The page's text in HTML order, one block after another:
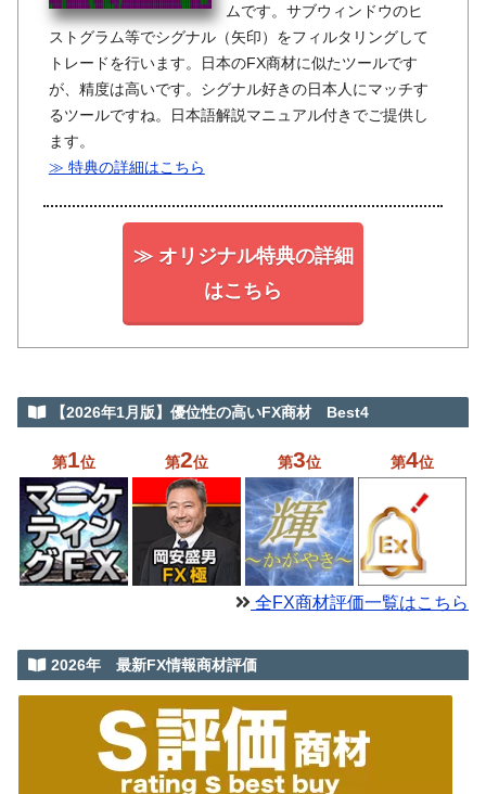
ムです。サブウィンドウのヒ
ストグラム等でシグナル（矢印）をフィルタリングして
トレードを行います。日本のFX商材に似たツールです
が、精度は高いです。シグナル好きの日本人にマッチす
るツールですね。日本語解説マニュアル付きでご提供し
ます。
≫ 特典の詳細はこちら
≫ オリジナル特典の詳細
はこちら
【2026年1月版】優位性の高いFX商材 Best4
第1位 第2位 第3位 第4位
全FX商材評価一覧はこちら
2026年 最新FX情報商材評価